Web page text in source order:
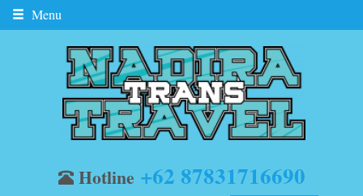
Menu
Hotline +62 87831716690